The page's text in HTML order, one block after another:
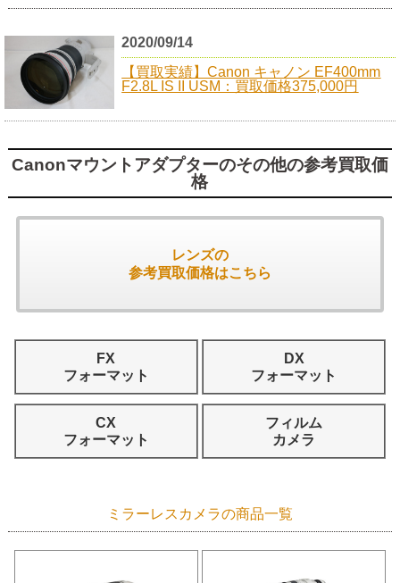
2020/09/14
【買取実績】Canon キャノン EF400mm
F2.8L IS II USM：買取価格375,000円
Canonマウントアダプターのその他の参考買取価
格
レンズの
参考買取価格はこちら
FX
フォーマット
DX
フォーマット
CX
フォーマット
フィルム
カメラ
ミラーレスカメラの商品一覧